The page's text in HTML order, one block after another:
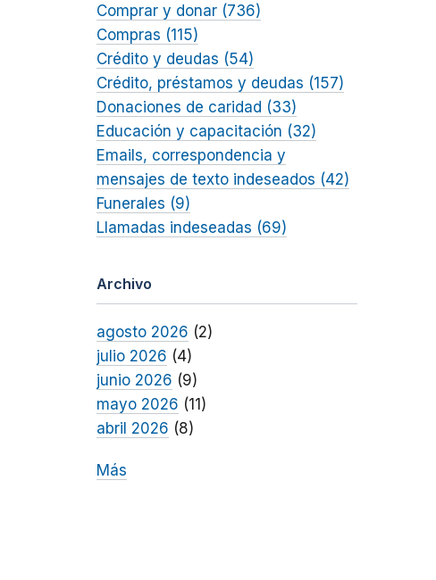
Comprar y donar (736)
Compras (115)
Crédito y deudas (54)
Crédito, préstamos y deudas (157)
Donaciones de caridad (33)
Educación y capacitación (32)
Emails, correspondencia y
mensajes de texto indeseados (42)
Funerales (9)
Llamadas indeseadas (69)
Archivo
agosto 2026 (2)
julio 2026 (4)
junio 2026 (9)
mayo 2026 (11)
abril 2026 (8)
Más